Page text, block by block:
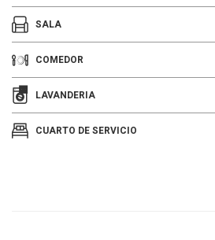
SALA
COMEDOR
LAVANDERIA
CUARTO DE SERVICIO